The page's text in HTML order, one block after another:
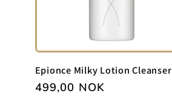
Epionce Milky Lotion Cleanser
Vanlig
499,00 NOK